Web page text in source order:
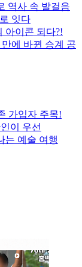
역사 속 발걸음
잇다
아이콘 되다?!
에 바뀐 승계 공
가입자 주목!
이 우선
는 예술 여행